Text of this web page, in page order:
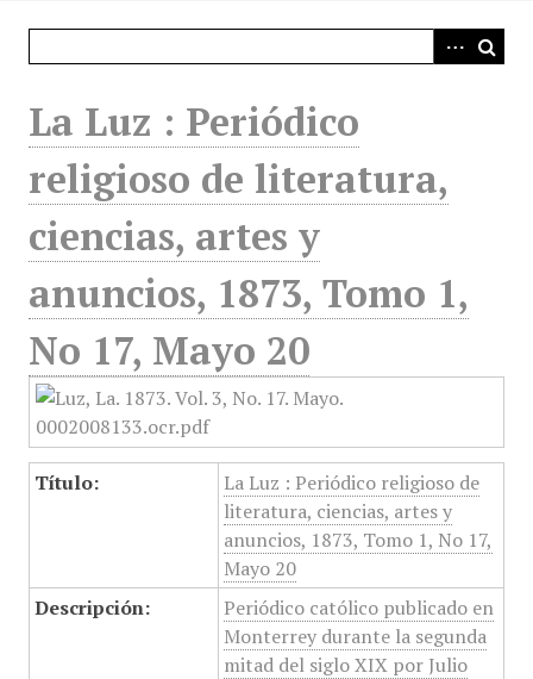
La Luz : Periódico
religioso de literatura,
ciencias, artes y
anuncios, 1873, Tomo 1,
No 17, Mayo 20
Título:
La Luz : Periódico religioso de
literatura, ciencias, artes y
anuncios, 1873, Tomo 1, No 17,
Mayo 20
Descripción:
Periódico católico publicado en
Monterrey durante la segunda
mitad del siglo XIX por Julio